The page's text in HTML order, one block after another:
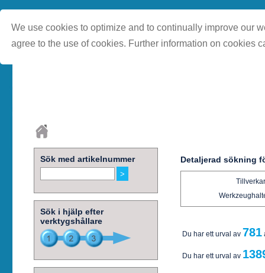
We use cookies to optimize and to continually improve our
agree to the use of cookies. Further information on cookies
Sök med artikelnummer
Sök i hjälp efter
verktygshållare
Detaljerad sökning
Du har ett urval av 781
Du har ett urval av